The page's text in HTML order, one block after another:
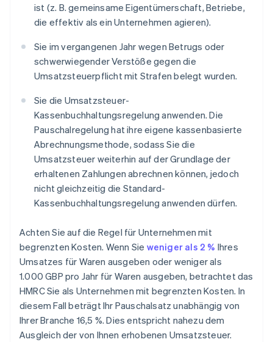
ist (z. B. gemeinsame Eigentümerschaft, Betriebe,
die effektiv als ein Unternehmen agieren).
Sie im vergangenen Jahr wegen Betrugs oder
schwerwiegender Verstöße gegen die
Umsatzsteuerpflicht mit Strafen belegt wurden.
Sie die Umsatzsteuer-
Kassenbuchhaltungsregelung anwenden. Die
Pauschalregelung hat ihre eigene kassenbasierte
Abrechnungsmethode, sodass Sie die
Umsatzsteuer weiterhin auf der Grundlage der
erhaltenen Zahlungen abrechnen können, jedoch
nicht gleichzeitig die Standard-
Kassenbuchhaltungsregelung anwenden dürfen.
Achten Sie auf die Regel für Unternehmen mit
begrenzten Kosten. Wenn Sie weniger als 2 % Ihres
Umsatzes für Waren ausgeben oder weniger als
1.000 GBP pro Jahr für Waren ausgeben, betrachtet das
HMRC Sie als Unternehmen mit begrenzten Kosten. In
diesem Fall beträgt Ihr Pauschalsatz unabhängig von
Ihrer Branche 16,5 %. Dies entspricht nahezu dem
Ausgleich der von Ihnen erhobenen Umsatzsteuer.